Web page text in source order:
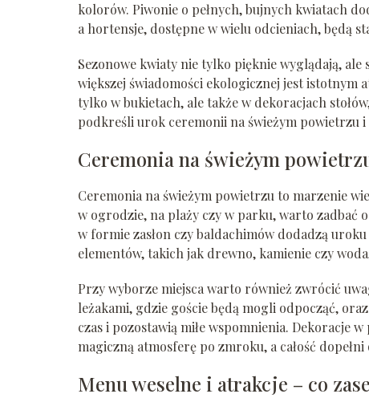
kolorów. Piwonie o pełnych, bujnych kwiatach
a hortensje, dostępne w wielu odcieniach, będą
Sezonowe kwiaty nie tylko pięknie wyglądają,
większej świadomości ekologicznej jest istotnym
tylko w bukietach, ale także w dekoracjach
podkreśli urok ceremonii na świeżym powietrzu
Ceremonia na świeżym
Ceremonia na świeżym powietrzu to marzenie
w ogrodzie, na plaży czy w parku, warto zadbać
w formie zasłon czy baldachimów dodadzą
elementów, takich jak drewno, kamienie czy
Przy wyborze miejsca warto również zwrócić
leżakami, gdzie goście będą mogli odpocząć,
czas i pozostawią miłe wspomnienia. Dekoracje
magiczną atmosferę po zmroku, a całość
Menu weselne i atrakcje – co